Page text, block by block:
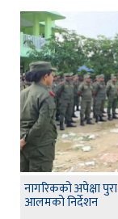
नागरिकको अपेक्षा
आलमको निर्देशन